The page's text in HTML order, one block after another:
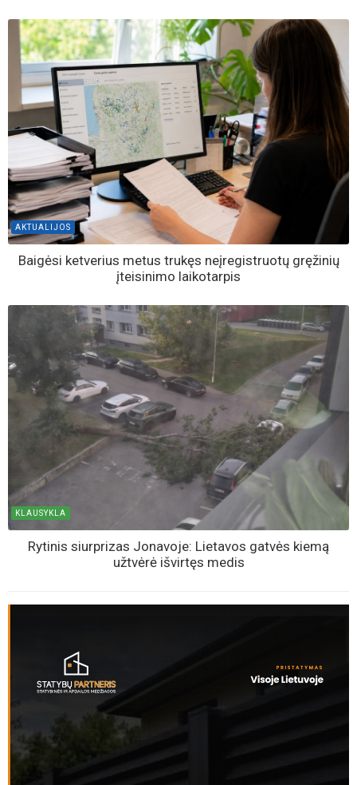
AKTUALIJOS
Baigėsi ketverius metus trukęs neįregistruotų gręžinių
įteisinimo laikotarpis
KLAUSYKLA
Rytinis siurprizas Jonavoje: Lietavos gatvės kiemą
užtvėrė išvirtęs medis